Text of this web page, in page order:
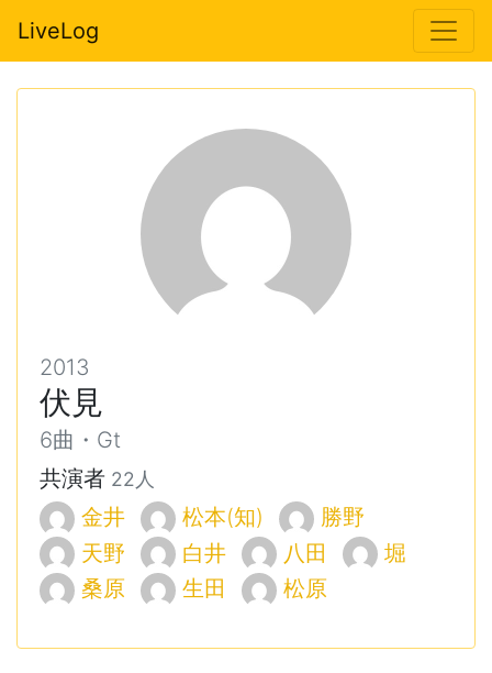
LiveLog
2013
伏見
6曲・Gt
共演者 22人
金井 松本(知)
勝野
天野
白井 八田
堀
桑原
生田 松原